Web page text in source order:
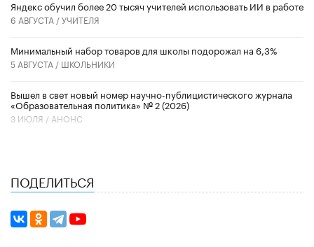
​Яндекс обучил более 20 тысяч учителей использовать ИИ в работе
6 АВГУСТА /УЧИТЕЛЯ
Минимальный набор товаров для школы подорожал на 6,3%
5 АВГУСТА / ШКОЛЬНИКИ
Вышел в свет новый номер научно-публицистического журнала
«Образовательная политика» № 2 (2026)
3 ИЮЛЯ / АНОНС
ПОДЕЛИТЬСЯ